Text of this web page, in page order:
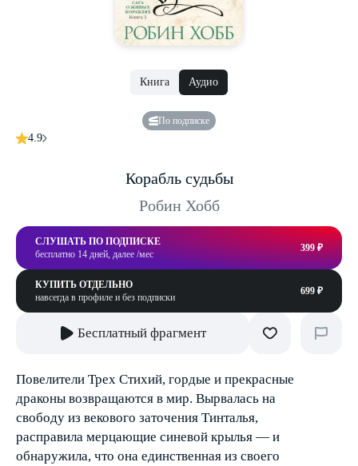
Книга Аудио
По подписке
4.9
Корабль судьбы
Робин Хобб
СЛУШАТЬ ПО ПОДПИСКЕ
бесплатно 14 дней, далее /мес
399 ₽
КУПИТЬ ОТДЕЛЬНО
навсегда в профиле и без подписки
699 ₽
Бесплатный фрагмент
Повелители Трех Стихий, гордые и прекрасные
драконы возвращаются в мир. Вырвалась на
свободу из векового заточения Тинталья,
расправила мерцающие синевой крылья — и
обнаружила, что она единственная из своего